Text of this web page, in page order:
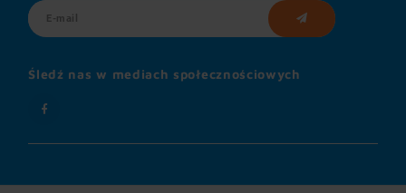
Śledź nas w mediach społecznościowych